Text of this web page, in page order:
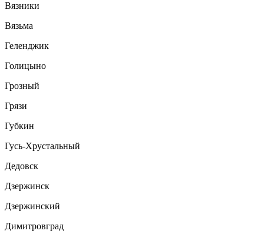
Вязники
Вязьма
Геленджик
Голицыно
Грозный
Грязи
Губкин
Гусь-Хрустальный
Дедовск
Дзержинск
Дзержинский
Димитровград